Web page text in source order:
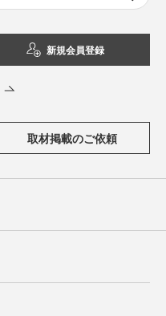
新規会員登録
取材掲載のご依頼